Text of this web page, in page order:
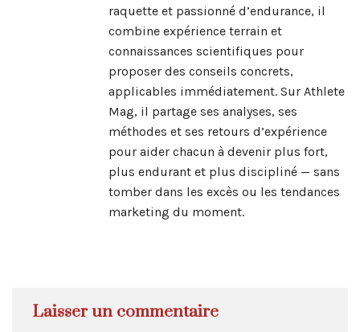
raquette et passionné d’endurance, il
combine expérience terrain et
connaissances scientifiques pour
proposer des conseils concrets,
applicables immédiatement. Sur Athlete
Mag, il partage ses analyses, ses
méthodes et ses retours d’expérience
pour aider chacun à devenir plus fort,
plus endurant et plus discipliné — sans
tomber dans les excès ou les tendances
marketing du moment.
Laisser un commentaire